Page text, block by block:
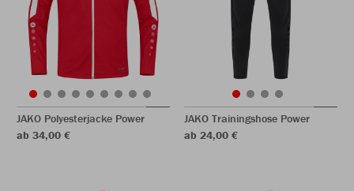
JAKO Polyesterjacke Power
ab 34,00 €
JAKO Trainingshose Power
ab 24,00 €